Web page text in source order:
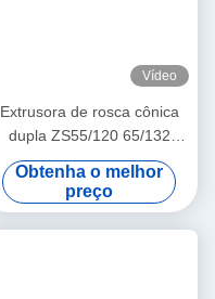
Vídeo
Extrusora de rosca cônica
dupla ZS55/120 65/132
80/156, a mais popular e
vendida da Shenzhen
HYPET
Obtenha o melhor
preço